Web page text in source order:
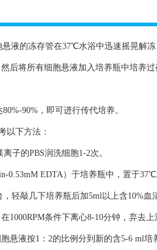
液的冻存管在37℃水浴中迅速摇晃解
后将所有细胞悬液加入培养瓶中培养
90%，即可进行传代培养。
以下方法：
子的PBS润洗细胞1-2次。
0.53mM EDTA）于培养瓶中，置于
轻敲几下培养瓶后加5ml以上含10%血
1000RPM条件下离心8-10分钟，弃去
悬液按1：2的比例分到新的含5-6 ml培